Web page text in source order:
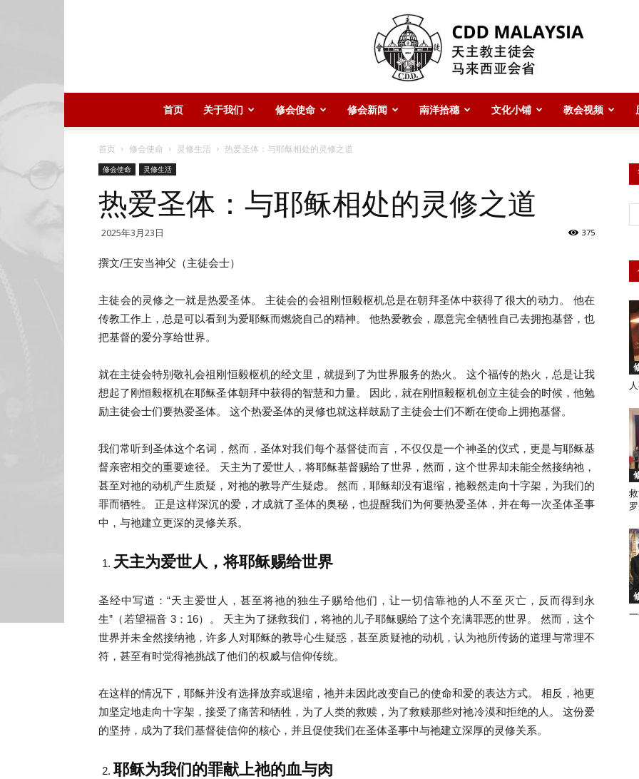
CDD
Malaysia
主
徒
会
首页 关于我们 修会使命 修会新闻 南洋拾穗 文化小铺 教会视频
首页 修会使命 灵修生活 热爱圣体：与耶稣相处的灵修之道
修会使命 灵修生活
热爱圣体：与耶稣相处的灵修之道
2025年3月23日 375
撰文/王安当神父（主徒会士）
主徒会的灵修之一就是热爱圣体。 主徒会的会祖刚恒毅枢机总是在朝拜圣体中获得了很大的动力。 他在
传教工作上，总是可以看到为爱耶稣而燃烧自己的精神。 他热爱教会，愿意完全牺牲自己去拥抱基督，也
把基督的爱分享给世界。
就在主徒会特别敬礼会祖刚恒毅枢机的经文里，就提到了为世界服务的热火。 这个福传的热火，总是让我
想起了刚恒毅枢机在耶稣圣体朝拜中获得的智慧和力量。 因此，就在刚恒毅枢机创立主徒会的时候，他勉
励主徒会士们要热爱圣体。 这个热爱圣体的灵修也就这样鼓励了主徒会士们不断在使命上拥抱基督。
我们常听到圣体这个名词，然而，圣体对我们每个基督徒而言，不仅仅是一个神圣的仪式，更是与耶稣基
督亲密相交的重要途径。 天主为了爱世人，将耶稣基督赐给了世界，然而，这个世界却未能全然接纳祂，
甚至对祂的动机产生质疑，对祂的教导产生疑虑。 然而，耶稣却没有退缩，祂毅然走向十字架，为我们的
罪而牺牲。 正是这样深沉的爱，才成就了圣体的奥秘，也提醒我们为何要热爱圣体，并在每一次圣体圣事
中，与祂建立更深的灵修关系。
天主为爱世人，将耶稣赐给世界
圣经中写道：“天主爱世人，甚至将祂的独生子赐给他们，让一切信靠祂的人不至灭亡，反而得到永
生”（若望福音 3：16）。 天主为了拯救我们，将祂的儿子耶稣赐给了这个充满罪恶的世界。 然而，这个
世界并未全然接纳祂，许多人对耶稣的教导心生疑惑，甚至质疑祂的动机，认为祂所传扬的道理与常理不
符，甚至有时觉得祂挑战了他们的权威与信仰传统。
在这样的情况下，耶稣并没有选择放弃或退缩，祂并未因此改变自己的使命和爱的表达方式。 相反，祂更
加坚定地走向十字架，接受了痛苦和牺牲，为了人类的救赎，为了救赎那些对祂冷漠和拒绝的人。 这份爱
的坚持，成为了我们基督徒信仰的核心，并且促使我们在圣体圣事中与祂建立深厚的灵修关系。
耶稣为我们的罪献上祂的血与肉